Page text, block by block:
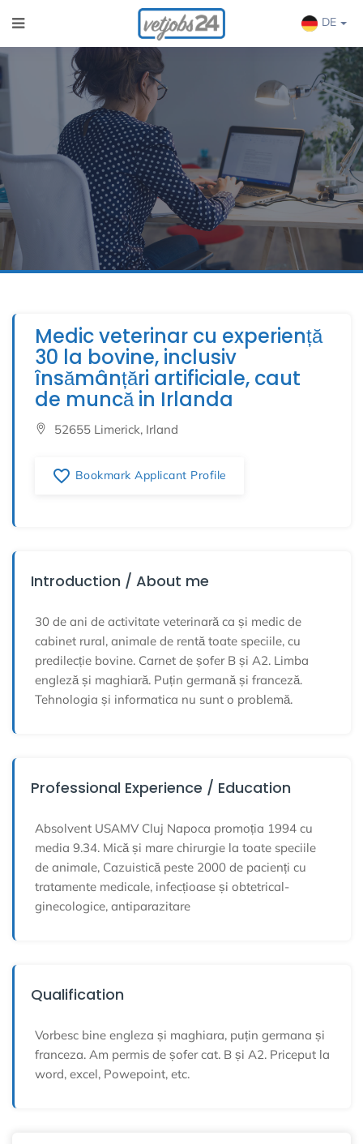
DE
Medic veterinar cu experiență
30 la bovine, inclusiv
însămânțări artificiale, caut
de muncă in Irlanda
52655 Limerick, Irland
favorite_border Bookmark Applicant Profile
Introduction / About me
30 de ani de activitate veterinară ca și medic de
cabinet rural, animale de rentă toate speciile, cu
predilecție bovine. Carnet de șofer B și A2. Limba
engleză și maghiară. Puțin germană și franceză.
Tehnologia și informatica nu sunt o problemă.
Professional Experience / Education
Absolvent USAMV Cluj Napoca promoția 1994 cu
media 9.34. Mică și mare chirurgie la toate speciile
de animale, Cazuistică peste 2000 de pacienți cu
tratamente medicale, infecțioase și obtetrical-
ginecologice, antiparazitare
Qualification
Vorbesc bine engleza și maghiara, puțin germana și
franceza. Am permis de șofer cat. B și A2. Priceput la
word, excel, Powepoint, etc.